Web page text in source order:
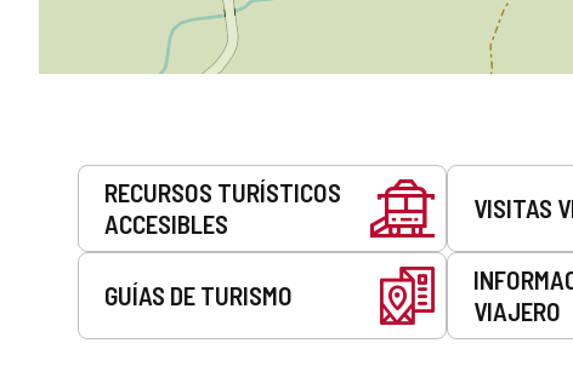
Servicios
RECURSOS TURÍSTICOS
ACCESIBLES
VISITAS
GUÍAS DE TURISMO
VIAJERO